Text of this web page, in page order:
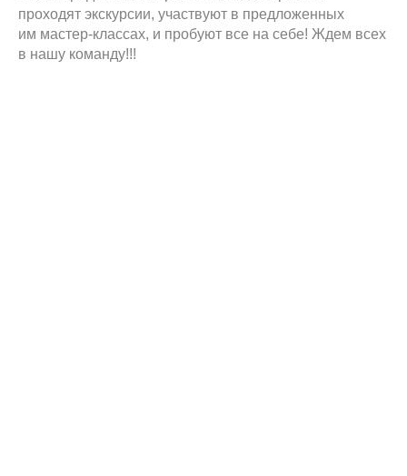
проходят экскурсии, участвуют в предложенных
им мастер-классах, и пробуют все на себе! Ждем всех
в нашу команду!!!